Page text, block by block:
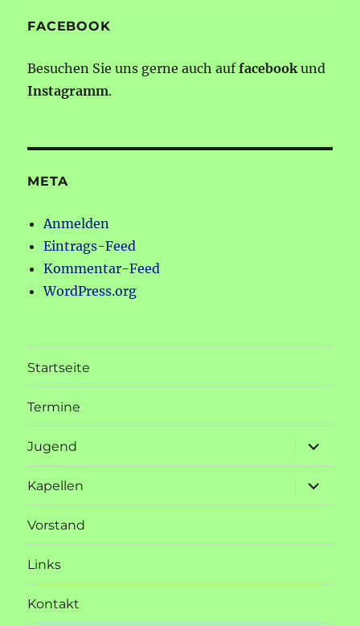
FACEBOOK
Besuchen Sie uns gerne auch auffacebookund
Instagramm.
META
Anmelden
Eintrags-Feed
Kommentar-Feed
WordPress.org
Startseite
Termine
Jugend
öffnen
Kapellen
öffnen
Vorstand
Links
Kontakt